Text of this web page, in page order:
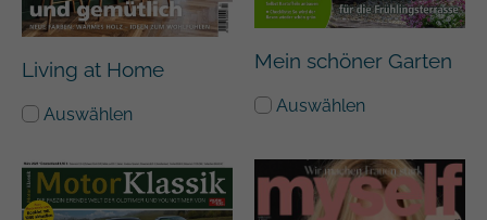
Living at Home
Auswählen
Mein schöner Garten
Auswählen